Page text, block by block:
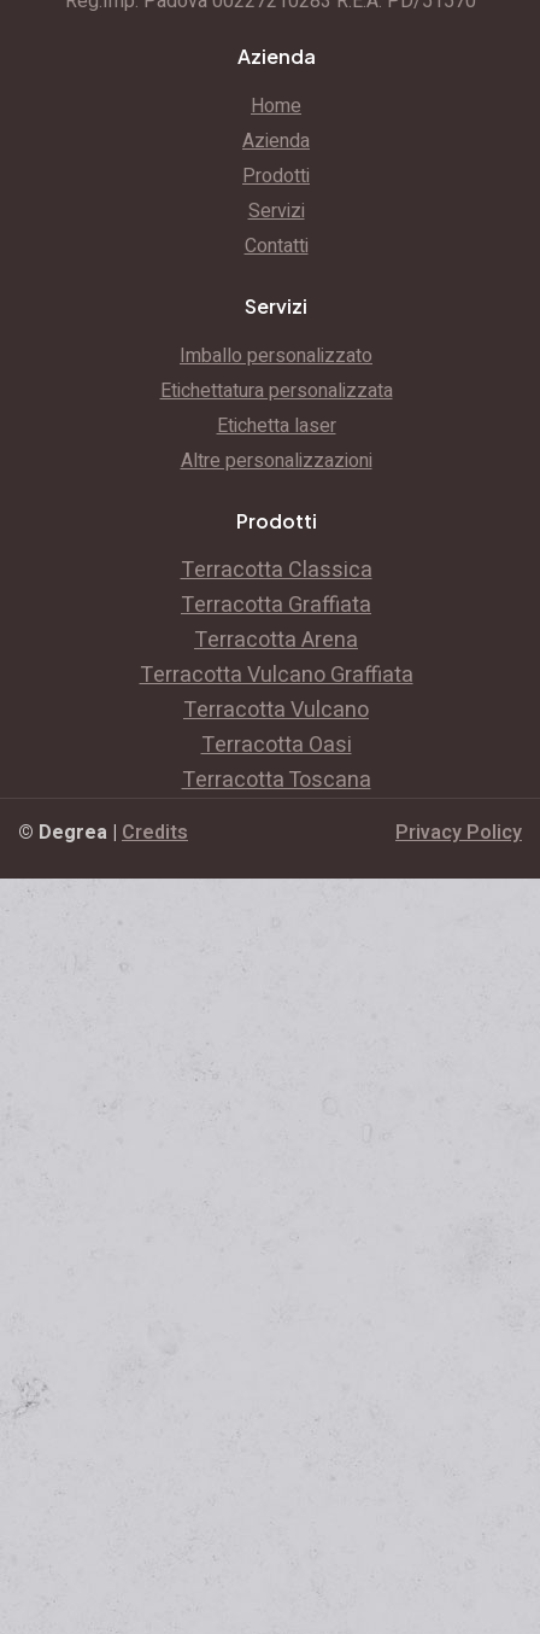
Azienda
Home
Azienda
Prodotti
Servizi
Contatti
Servizi
Imballo personalizzato
Etichettatura personalizzata
Etichetta laser
Altre personalizzazioni
Prodotti
Terracotta Classica
Terracotta Graffiata
Terracotta Arena
Terracotta Vulcano Graffiata
Terracotta Vulcano
Terracotta Oasi
Terracotta Toscana
© Degrea | Credits Privacy Policy